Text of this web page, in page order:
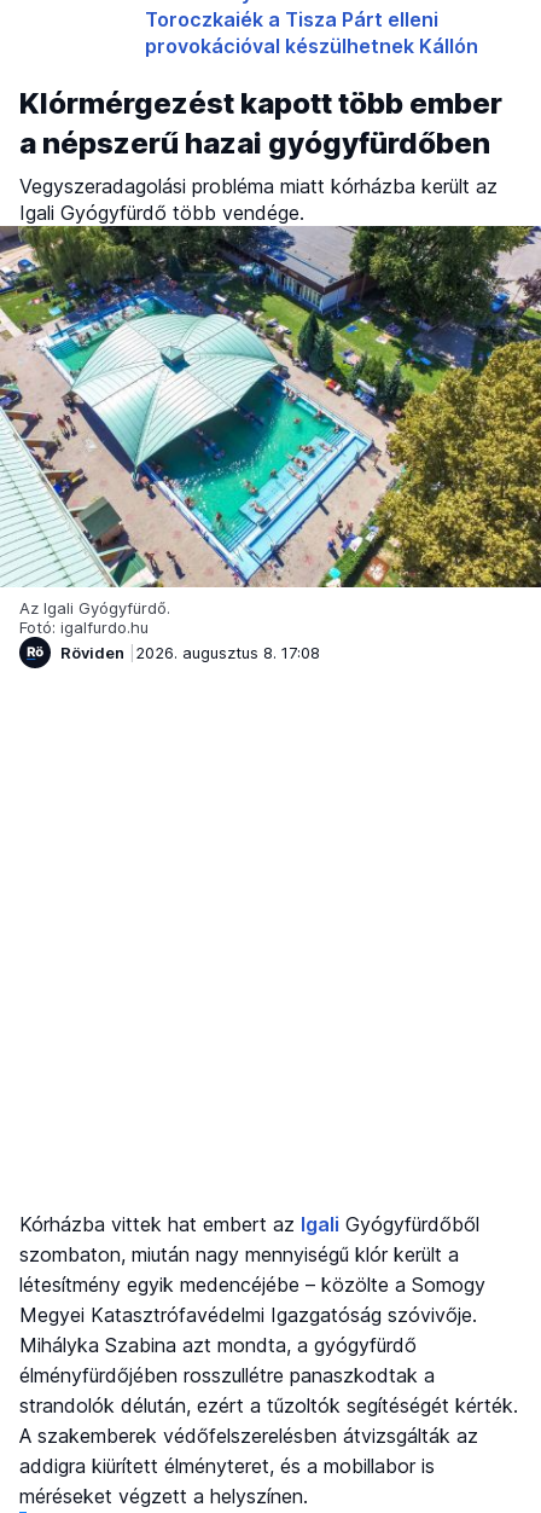
Toroczkaiék a Tisza Párt elleni
provokációval készülhetnek Kállón
Klórmérgezést kapott több ember
a népszerű hazai gyógyfürdőben
Vegyszeradagolási probléma miatt kórházba került az
Igali Gyógyfürdő több vendége.
Az Igali Gyógyfürdő.
Fotó: igalfurdo.hu
Röviden
2026. augusztus 8. 17:08
Kórházba vittek hat embert az Igali Gyógyfürdőből
szombaton, miután nagy mennyiségű klór került a
létesítmény egyik medencéjébe – közölte a Somogy
Megyei Katasztrófavédelmi Igazgatóság szóvivője.
Mihályka Szabina azt mondta, a gyógyfürdő
élményfürdőjében rosszullétre panaszkodtak a
strandolók délután, ezért a tűzoltók segítéségét kérték.
A szakemberek védőfelszerelésben átvizsgálták az
addigra kiürített élményteret, és a mobillabor is
méréseket végzett a helyszínen.